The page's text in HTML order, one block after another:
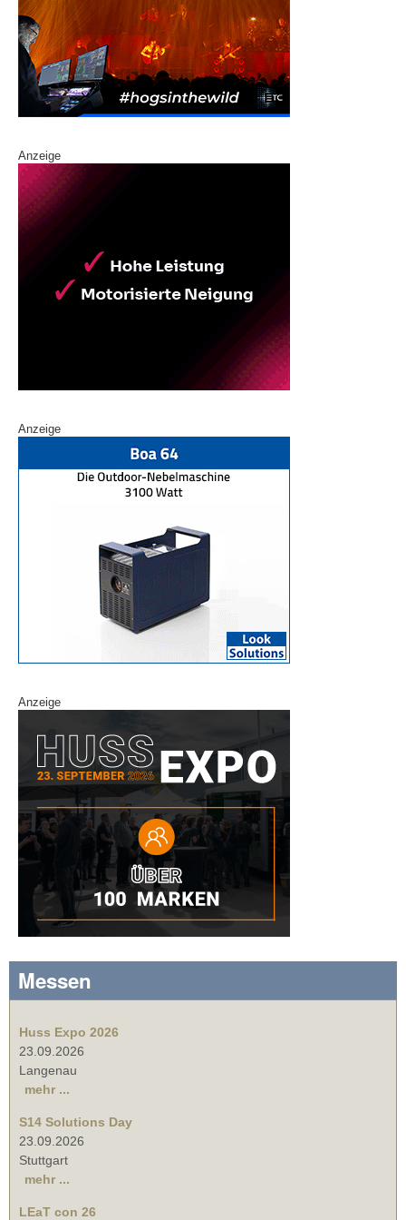
Anzeige
Anzeige
Anzeige
Messen
Huss Expo 2026
23.09.2026
Langenau
mehr ...
S14 Solutions Day
23.09.2026
Stuttgart
mehr ...
LEaT con 26